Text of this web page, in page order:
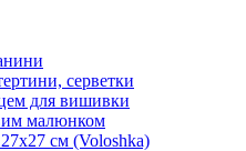
серветки
для вишивки
малюнком
см (Voloshka)